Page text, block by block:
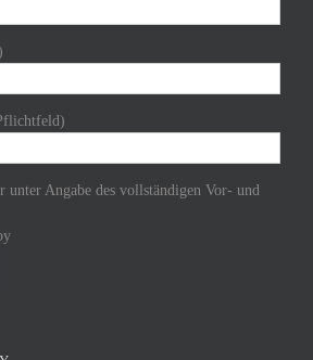
unter Angabe des vollständigen Vor- und